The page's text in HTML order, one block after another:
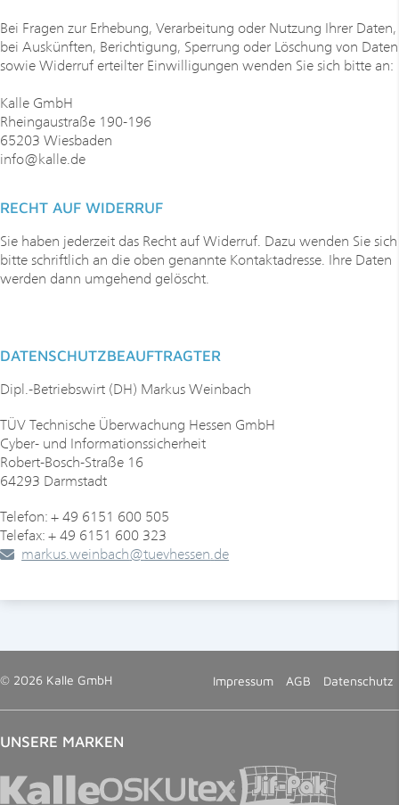
Bei Fragen zur Erhebung, Verarbeitung oder Nutzung Ihrer Daten,
bei Auskünften, Berichtigung, Sperrung oder Löschung von Daten
sowie Widerruf erteilter Einwilligungen wenden Sie sich bitte an:
Kalle GmbH
Rheingaustraße 190-196
65203 Wiesbaden
info@kalle.de
RECHT AUF WIDERRUF
Sie haben jederzeit das Recht auf Widerruf. Dazu wenden Sie sich
bitte schriftlich an die oben genannte Kontaktadresse. Ihre Daten
werden dann umgehend gelöscht.
DATENSCHUTZBEAUFTRAGTER
Dipl.-Betriebswirt (DH) Markus Weinbach
TÜV Technische Überwachung Hessen GmbH
Cyber- und Informationssicherheit
Robert-Bosch-Straße 16
64293 Darmstadt
Telefon: + 49 6151 600 505
Telefax: + 49 6151 600 323
markus.weinbach@tuevhessen de
© 2026 Kalle GmbH Impressum AGB Datenschutz
UNSERE MARKEN